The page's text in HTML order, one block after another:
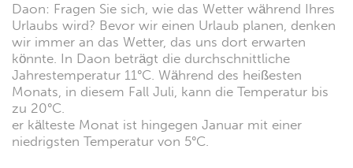
Daon: Fragen Sie sich, wie das Wetter während Ihres
Urlaubs wird? Bevor wir einen Urlaub planen, denken
wir immer an das Wetter, das uns dort erwarten
könnte. In Daon beträgt die durchschnittliche
Jahrestemperatur 11°C. Während des heißesten
Monats, in diesem Fall Juli, kann die Temperatur bis
zu 20°C.
er kälteste Monat ist hingegen Januar mit einer
niedrigsten Temperatur von 5°C.